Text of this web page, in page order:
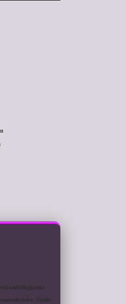
Sitede